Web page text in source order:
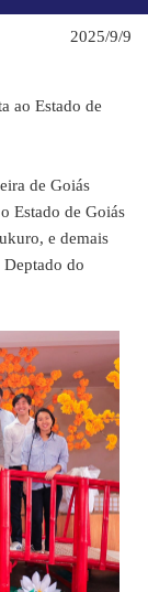
2025/9/9
ao Estado de
de Goiás
Estado de Goiás
e demais
Deptado do